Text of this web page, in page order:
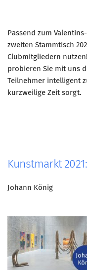
Passend zum
zweiten Stammtisch
Clubmitgliedern
probieren Sie mit uns
Teilnehmer intelligent
kurzweilige Zeit sorgt.
Kunstmarkt
Johann König